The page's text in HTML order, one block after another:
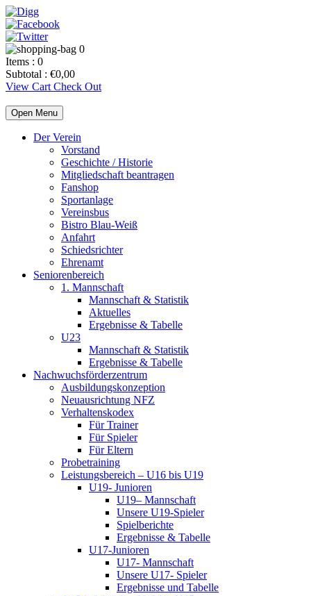
0
Items : 0
Subtotal : €0,00
View Cart Check Out
Open Menu
Der Verein
Vorstand
Geschichte / Historie
Mitgliedschaft beantragen
Fanshop
Sportanlage
Vereinsbus
Bistro Blau-Weiß
Anfahrt
Schiedsrichter
Ehrenamt
Seniorenbereich
1. Mannschaft
Mannschaft & Statistik
Aktuelles
Ergebnisse & Tabelle
U23
Mannschaft & Statistik
Ergebnisse & Tabelle
Nachwuchsförderzentrum
Ausbildungskonzeption
Neuausrichtung NFZ
Verhaltenskodex
Für Trainer
Für Spieler
Für Eltern
Probetraining
Leistungsbereich – U16 bis U19
U19- Junioren
U19– Mannschaft
Unsere U19-Spieler
Spielberichte
Ergebnisse & Tabelle
U17-Junioren
U17- Mannschaft
Unsere U17- Spieler
Ergebnisse und Tabelle